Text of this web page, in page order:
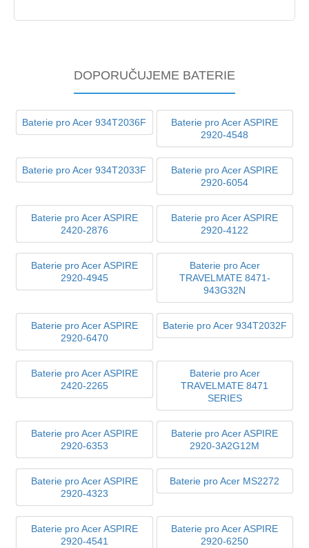
DOPORUČUJEME BATERIE
Baterie pro Acer 934T2036F
Baterie pro Acer ASPIRE
2920-4548
Baterie pro Acer 934T2033F
Baterie pro Acer ASPIRE
2920-6054
Baterie pro Acer ASPIRE
2420-2876
Baterie pro Acer ASPIRE
2920-4122
Baterie pro Acer ASPIRE
2920-4945
Baterie pro Acer
TRAVELMATE 8471-
943G32N
Baterie pro Acer ASPIRE
2920-6470
Baterie pro Acer 934T2032F
Baterie pro Acer ASPIRE
2420-2265
Baterie pro Acer
TRAVELMATE 8471
SERIES
Baterie pro Acer ASPIRE
2920-6353
Baterie pro Acer ASPIRE
2920-3A2G12M
Baterie pro Acer ASPIRE
2920-4323
Baterie pro Acer MS2272
Baterie pro Acer ASPIRE
2920-4541
Baterie pro Acer ASPIRE
2920-6250